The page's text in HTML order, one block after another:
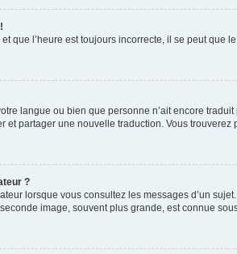
que l’heure est toujours incorrecte, il se peut que
langue ou bien que personne n’ait encore
et partager une nouvelle traduction. Vous trouverez
?
lorsque vous consultez les messages d’un
image, souvent plus grande, est connue